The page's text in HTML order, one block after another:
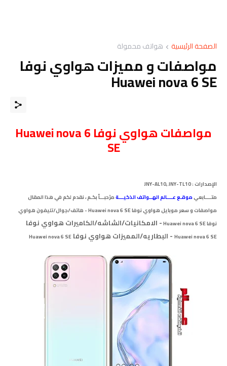
الصفحة الرئيسية هواتف محمولة
مواصفات و مميزات هواوي نوفا
Huawei nova 6 SE
مواصفات هواوي نوفاHuawei nova 6
SE
الإصدارات:
JNY-AL10, JNY-TL10
متــــابعيموقـع عــــالم الهــواتف الذكيـــةمرْحبـــاً بكـم ، نقدم لكم في هذا المقال
مواصفات و سعر موبايل هواوي نوفاHuawei nova 6 SE- هاتف/جوال/تليفون هواوي
نوفاHuawei nova 6 SE
- الامكانيات/الشاشه/الكاميرات هواوي نوفا
Huawei nova 6 SE - البطاريه/المميزات هواوي نوفا Huawei nova 6 SE